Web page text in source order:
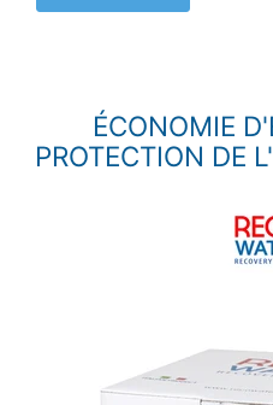
ÉCONOMIE
PROTECTION DE